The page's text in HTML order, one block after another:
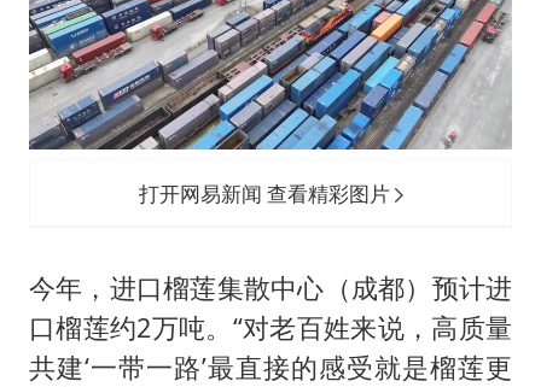
打开网易新闻 查看精彩图片
今年，进口榴莲集散中心（成都）预计进
口榴莲约2万吨。“对老百姓来说，高质量
共建‘一带一路’最直接的感受就是榴莲更